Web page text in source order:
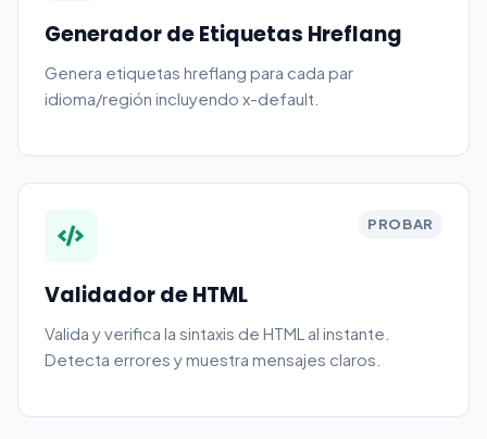
Generador de Etiquetas Hreflang
Genera etiquetas hreflang para cada par
idioma/región incluyendo x-default.
PROBAR
Validador de HTML
Valida y verifica la sintaxis de HTML al instante.
Detecta errores y muestra mensajes claros.